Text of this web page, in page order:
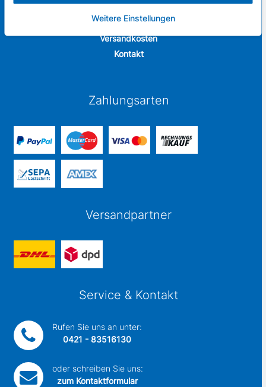
Zahlungsarten
Versandkosten
Kontakt
Zahlungsarten
Versandpartner
Service & Kontakt
Rufen Sie uns an unter:
0421 - 83516130
oder schreiben Sie uns:
zum Kontaktformular
Weitere Einstellungen